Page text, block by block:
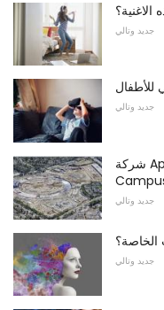
الاغنية؟
جديد وتالي
جديد وتالي
شركة Apple تستأجر مقاولًا عامًا جديدًا لـ Apple
جديد وتالي
الخاصة؟
جديد وتالي